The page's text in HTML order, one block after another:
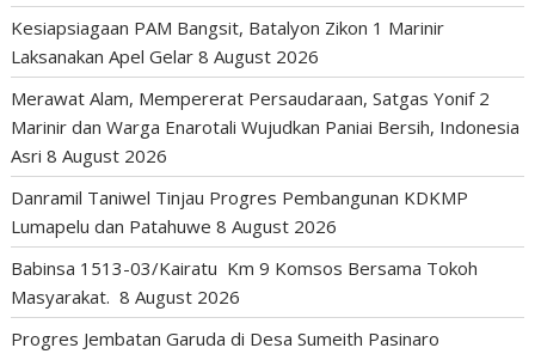
Kesiapsiagaan PAM Bangsit, Batalyon Zikon 1 Marinir
Laksanakan Apel Gelar 8 August 2026
Merawat Alam, Mempererat Persaudaraan, Satgas Yonif 2
Marinir dan Warga Enarotali Wujudkan Paniai Bersih, Indonesia
Asri 8 August 2026
Danramil Taniwel Tinjau Progres Pembangunan KDKMP
Lumapelu dan Patahuwe 8 August 2026
Babinsa 1513-03/Kairatu Km 9 Komsos Bersama Tokoh
Masyarakat. 8 August 2026
Progres Jembatan Garuda di Desa Sumeith Pasinaro